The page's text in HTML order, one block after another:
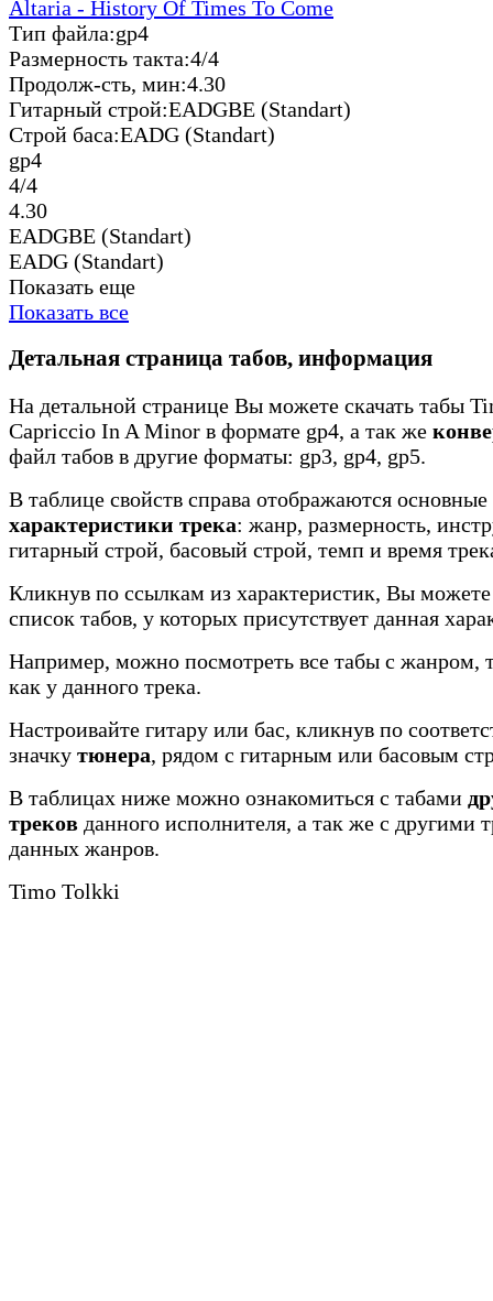
Altaria - History Of Times To Come
Тип файла:gp4
Размерность такта:4/4
Продолж-сть, мин:4.30
Гитарный строй:EADGBE (Standart)
Строй баса:EADG (Standart)
gp4
4/4
4.30
EADGBE (Standart)
EADG (Standart)
Показать еще
Показать все
Детальная страница табов, информация
На детальной странице Вы можете скачать табы
Capriccio In A Minor в формате gp4, а так же
файл табов в другие форматы: gp3, gp4, gp5.
В таблице свойств справа отображаются основные
характеристики трека: жанр, размерность,
гитарный строй, басовый строй, темп и время
Кликнув по ссылкам из характеристик, Вы
список табов, у которых присутствует данная
Например, можно посмотреть все табы с жанром,
как у данного трека.
Настроивайте гитару или бас, кликнув по
значку тюнера, рядом с гитарным или басовым
В таблицах ниже можно ознакомиться с табами
треков данного исполнителя, а так же с другими
данных жанров.
Timo Tolkki